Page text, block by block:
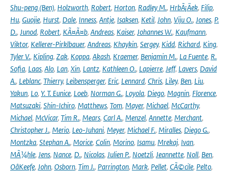
Shu-peng (Ben), Holzworth, Robert, Horton, Radley M., HrbÃ¡Äek, Filip,
Hu, Guojie, Hurst, Dale, Inness, Antje, Isaksen, Ketil, John, Viju O., Jones, P.
D., Junod, Robert, KÃ¤Ã¤b, Andreas, Kaiser, Johannes W., Kaufmann,
Viktor, Kellerer-Pirklbauer, Andreas, Khaykin, Sergey, Kidd, Richard, King,
Tyler V., Kipling, Zak, Koppa, Akash, Kraemer, Benjamin M., La Fuente, R.
Sofia, Laas, Alo, Lan, Xin, Lantz, Kathleen O., Lapierre, Jeff, Lavers, David
A., Leblanc, Thierry, Leibensperger, Eric, Lennard, Chris, Liley, Ben, Liu,
Yakun, Lo, Y. T. Eunice, Loeb, Norman G., Loyola, Diego, Magnin, Florence,
Matsuzaki, Shin-Ichiro, Matthews, Tom, Mayer, Michael, McCarthy,
Michael, McVicar, Tim R., Mears, Carl A., Menzel, Annette, Merchant,
Christopher J., Merio, Leo-Juhani, Meyer, Michael F., Miralles, Diego G.,
Montzka, Stephan A., Morice, Colin, Morino, Isamu, Mrekaj, Ivan,
MÃ¼hle, Jens, Nance, D., Nicolas, Julien P., Noetzli, Jeannette, Noll, Ben,
OâKeefe, John, Osborn, Tim J., Parrington, Mark, Pellet, CÃ©cile, Pelto,